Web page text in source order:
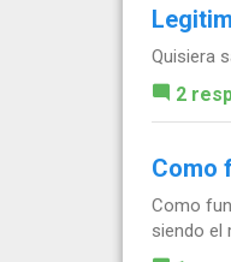
Quisiera
2
Como
Como
siendo el